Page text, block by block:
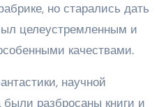
но старались дать
целеустремленным и
качествами.
научной
были разбросаны книги и